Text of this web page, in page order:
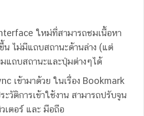
ใหม่ที่สามารถชมเนื้อหา
น ไม่มีแถบสถานะด้านล่าง (แต่
แถบสถานะและปุ่มต่างๆได้
เข้ามาด้วย ในเรื่อง Bookmark
ะวัติการเข้าใช้งาน สามารถปรับจูน
เตอร์ และ มือถือ